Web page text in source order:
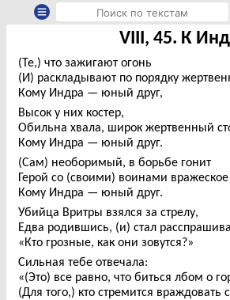
VIII, 45. К
(Те,) что зажигают огонь
(И) раскладывают по порядку
Кому Индра — юный друг,
Высок у них костер,
Обильна хвала, широк жертвенный
Кому Индра — юный друг.
(Сам) необоримый, в борьбе гонит
Герой со (своими) воинами вражеское
Кому Индра — юный друг.
Убийца Вритры взялся за стрелу,
Едва родившись, (и) стал
«Кто грозные, как они зовутся?»
Сильная тебе отвечала:
«(Это) все равно, что биться лбом о
(Для того,) кто стремится враждовать